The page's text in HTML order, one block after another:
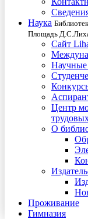
Наука
Площадь
Сайт
Научные
Центр
О
Проживание
Гимназия